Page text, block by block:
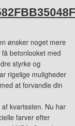
ønsker noget mere
betonlooket med
styrke og
rigelige muligheder
at forvandle din
kvartssten. Nu har
farver efter